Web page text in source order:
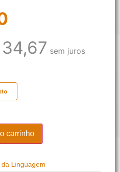
34,67 sem juros
carrinho
da Linguagem